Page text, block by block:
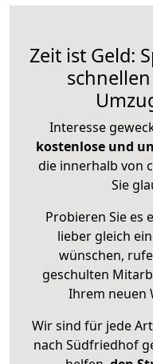
Zeit ist Geld:
Interesse
kostenlose und
die innerhalb von
Sie
Probieren Sie es
lieber gleich
wünschen,
geschulten
Ihrem neuen
Wir sind für jede
nach Südfriedhof